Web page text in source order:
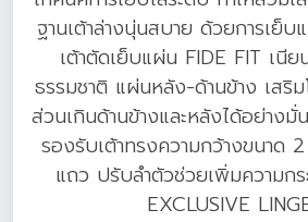
ฐานเต้าล่างนุ่นสบาย ด้วยการเย็บ
เต้าตัดเย็บแผ่น FIDE FIT เนีย
ธรรมชาติ แผ่นหลัง-ด้านข้าง เสริ
ส่วนเกินด้านข้างและหลังได้อย่าง
รองรับเต้าทรงความกว้างขนาด
แถว ปรับลำตัวช่วยเพิ่มความก
EXCLUSIVE